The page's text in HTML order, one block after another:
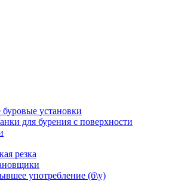
установки
для бурения с поверхности
резка
употребление (б\у)